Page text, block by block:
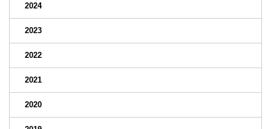
2024
2023
2022
2021
2020